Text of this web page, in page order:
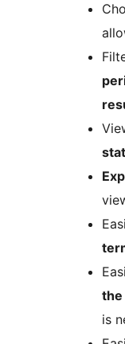
the
is